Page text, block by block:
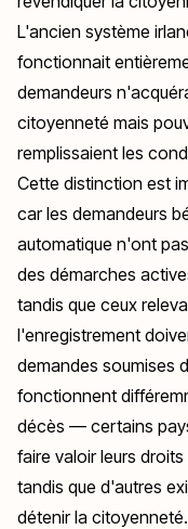
L'ancien système
fonctionnait
demandeurs
citoyenneté mais
remplissaient les
Cette distinction est
car les demandeurs
automatique n'ont
des démarches
tandis que ceux
l'enregistrement
demandes soumises
fonctionnent
décès — certains
faire valoir leurs
tandis que d'autres
détenir la citoyenneté.